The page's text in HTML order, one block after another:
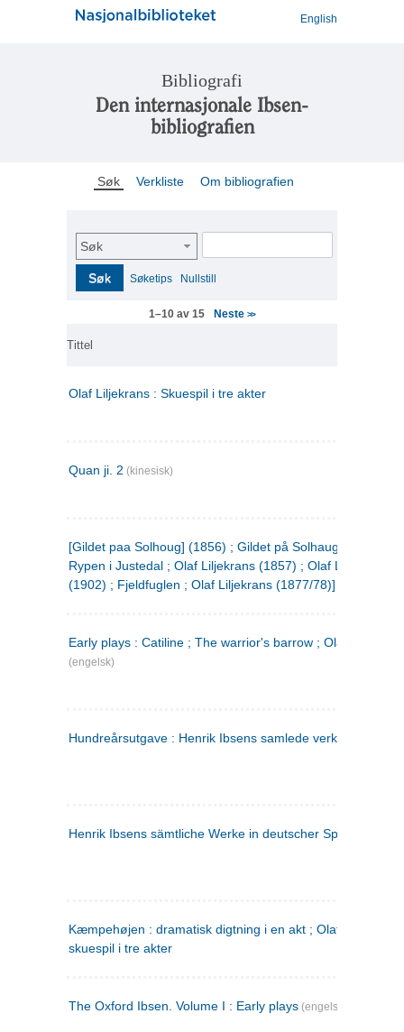
English
Bibliografi
Den internasjonale Ibsen-
bibliografien
Søk Verkliste Om bibliografien
Søk
Søk Søketips Nullstill
1–10 av 15 Neste>>
Tittel
Olaf Liljekrans : Skuespil i tre akter
Quan ji. 2 (kinesisk)
[Gildet paa Solhoug] (1856) ; Gildet på Solhaug (1883) ;
Rypen i Justedal ; Olaf Liljekrans (1857) ; Olaf Liljekrans
(1902) ; Fjeldfuglen ; Olaf Liljekrans (1877/78)]
Early plays : Catiline ; The warrior's barrow ; Olaf Liljekrans
(engelsk)
Hundreårsutgave : Henrik Ibsens samlede verker. 3
Henrik Ibsens sämtliche Werke in deutscher Sprache. 2
Kæmpehøjen : dramatisk digtning i en akt ; Olaf Liljekrans :
skuespil i tre akter
The Oxford Ibsen. Volume I : Early plays (engelsk)